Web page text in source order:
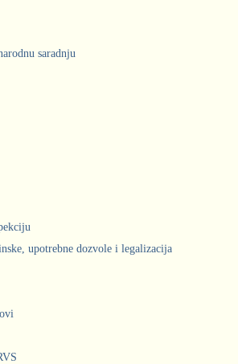
saradnju
upotrebne dozvole i legalizacija